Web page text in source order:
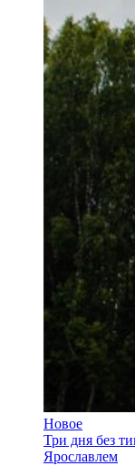
Новое
Три дня без
Ярославлем